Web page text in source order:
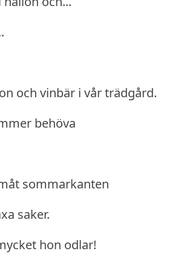
och vinbär i vår trädgård.
behöva
sommarkanten
saker.
hon odlar!